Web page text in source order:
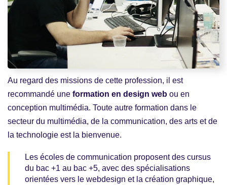
Au regard des missions de cette profession, il est
recommandé une formation en design web ou en
conception multimédia. Toute autre formation dans le
secteur du multimédia, de la communication, des arts et de
la technologie est la bienvenue.
Les écoles de communication proposent des cursus
du bac +1 au bac +5, avec des spécialisations
orientées vers le webdesign et la création graphique,